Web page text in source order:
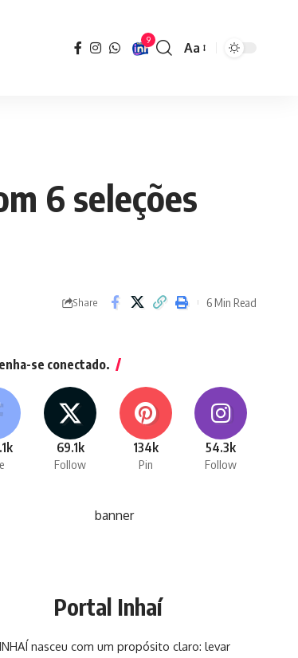
9
Font
Aa
6 seleções
Share 6 Min Read
se conectado.
69.1k
Follow
134k
Pin
54.3k
Follow
Portal Inhaí
nasceu com um propósito claro: levar